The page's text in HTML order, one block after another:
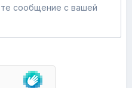
сообщение с вашей